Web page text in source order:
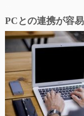
PCとの連携が容